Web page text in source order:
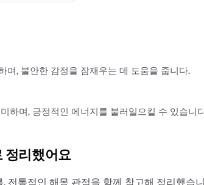
며, 불안한 감정을 잠재우는 데 도움을 줍니다.
하며, 긍정적인 에너지를 불러일으킬 수 있습니
정리했어요
전통적인 해몽 관점을 함께 참고해 정리했습